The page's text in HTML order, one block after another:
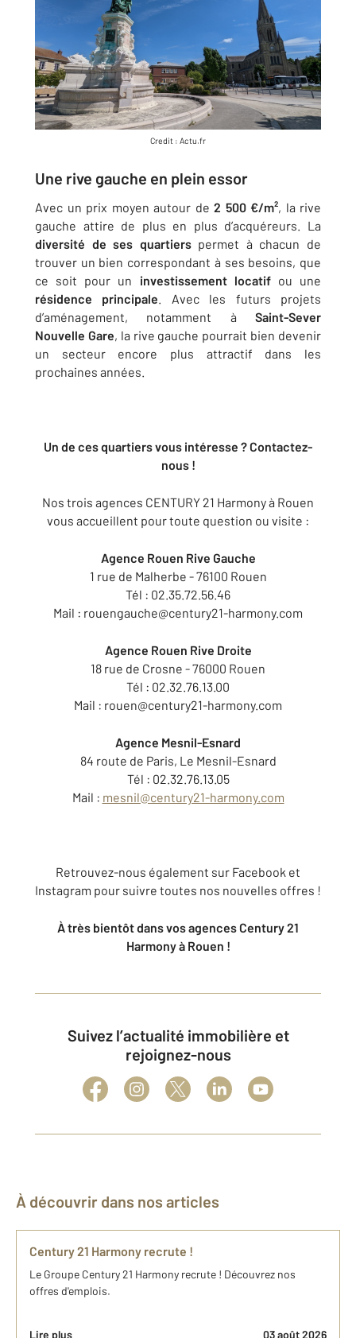
Credit : Actu.fr
Une rive gauche en plein essor
Avec un prix moyen autour de 2 500 €/m², la rive
gauche attire de plus en plus d’acquéreurs. La
diversité de ses quartierspermet à chacun de
trouver un bien correspondant à ses besoins, que
ce soit pour un investissement locatifou une
résidence principale. Avec les futurs projets
d’aménagement, notamment à Saint-Sever
Nouvelle Gare, la rive gauche pourrait bien devenir
un secteur encore plus attractif dans les
prochaines années​.
Un de ces quartiers vous intéresse ? Contactez-
nous !
Nos trois agences CENTURY 21 Harmony à Rouen
vous accueillent pour toute question ou visite :
Agence Rouen Rive Gauche
1 rue de Malherbe - 76100 Rouen
Tél : 02.35.72.56.46
Mail : rouengauche@century21-harmony.com
Agence Rouen Rive Droite
18 rue de Crosne - 76000 Rouen
Tél : 02.32.76.13.00
Mail : rouen@century21-harmony.com
Agence Mesnil-Esnard
84 route de Paris, Le Mesnil-Esnard
Tél : 02.32.76.13.05
Mail : mesnil@century21-harmony.com
Retrouvez-nous également sur Facebook et
Instagram pour suivre toutes nos nouvelles offres !
À très bientôt dans vos agences Century 21
Harmony à Rouen !
Suivez l’actualité immobilière et
rejoignez-nous
À découvrir dans nos articles
Century 21 Harmony recrute !
Le Groupe Century 21 Harmony recrute ! Découvrez nos
offres d'emplois.
Lire plus 03 août 2026